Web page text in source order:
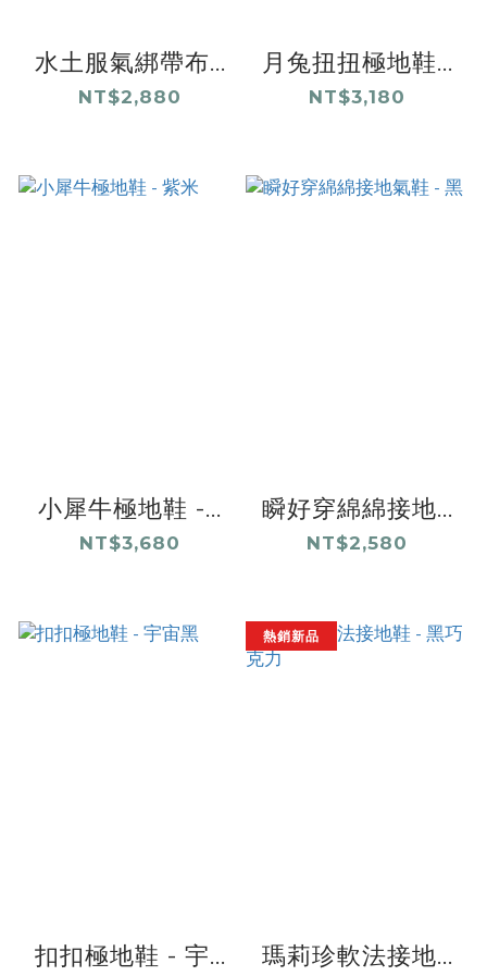
水土服氣綁帶布...
NT$2,880
月兔扭扭極地鞋...
NT$3,180
小犀牛極地鞋 -...
NT$3,680
瞬好穿綿綿接地...
NT$2,580
扣扣極地鞋 - 宇...
熱銷新品
瑪莉珍軟法接地...